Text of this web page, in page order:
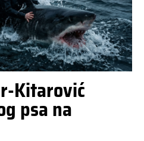
Kitarović
psa na